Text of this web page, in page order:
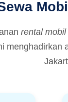
rental